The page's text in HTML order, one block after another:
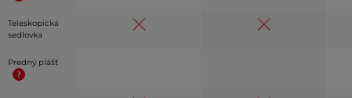
Teleskopická
sedlovka
Predný plášť